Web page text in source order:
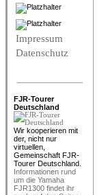
Impressum
Datenschutz
FJR-Tourer
Deutschland
Wir kooperieren mit
der, nicht nur
virtuellen,
Gemeinschaft FJR-
Tourer Deutschland.
Informationen rund
um die Yamaha
FJR1300 findet ihr